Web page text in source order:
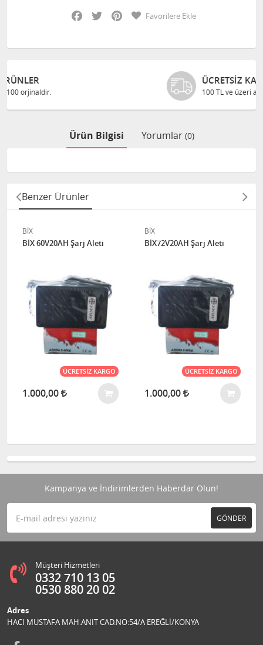
Facebook
Twitter PinterestFavorilere Ekle
ÜCRETSIZ KARGO
100 TL ve üzeri alışverişlerinizde
Ürün Bilgisi Yorumlar (0)
Benzer Ürünler
BİX
BİX 60V20AH Şarj Aleti
ÜCRETSIZ KARGO
1.000,00
BİX
BİX72V20AH Şarj Aleti
ÜCRETSIZ KARGO
1.000,00
Kampanya ve İndirimlerden Haberdar Olun!
GÖNDER
Müşteri Hizmetleri
0332 710 13 05
0530 880 20 02
Adres
HACI MUSTAFA MAH.ANIT CAD.NO:54/A EREĞLİ/KONYA